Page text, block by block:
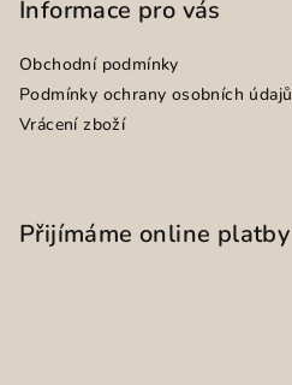
Informace pro vás
Obchodní podmínky
Podmínky ochrany osobních údajů
Vrácení zboží
Přijímáme online platby